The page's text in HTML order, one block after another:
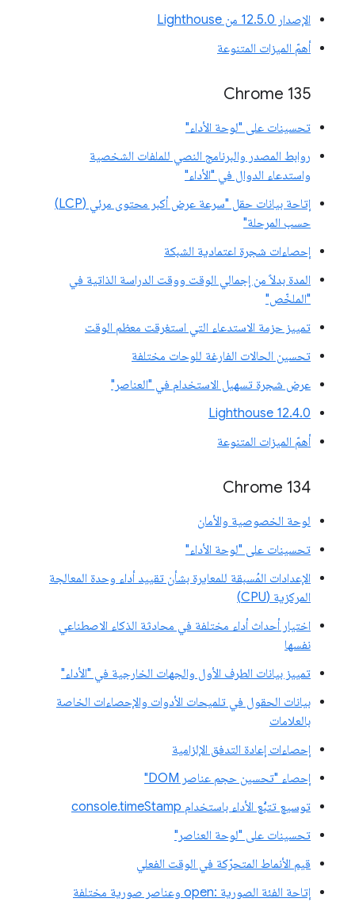
الإصدار 12.5.0 من Lighthouse
أهمّ الميزات المتنوعة
Chrome 135
تحسينات على "لوحة الأداء"
روابط المصدر والبرنامج النصي للملفات الشخصية
واستدعاء الدوال في "الأداء"
إتاحة بيانات حقل "سرعة عرض أكبر محتوى مرئي (LCP)
حسب المرحلة"
إحصاءات شجرة اعتمادية الشبكة
المدة بدلاً من إجمالي الوقت ووقت الدراسة الذاتية في
"الملخّص"
تمييز حزمة الاستدعاء التي استغرقت معظم الوقت
تحسين الحالات الفارغة للوحات مختلفة
عرض شجرة تسهيل الاستخدام في "العناصر"
‫Lighthouse 12.4.0
أهمّ الميزات المتنوعة
‫Chrome 134
لوحة الخصوصية والأمان
تحسينات على "لوحة الأداء"
الإعدادات المُسبقة للمعايرة بشأن تقييد أداء وحدة المعالجة
المركزية (CPU)
اختيار أحداث أداء مختلفة في محادثة الذكاء الاصطناعي
نفسها
تمييز بيانات الطرف الأول والجهات الخارجية في "الأداء"
بيانات الحقول في تلميحات الأدوات والإحصاءات الخاصة
بالعلامات
إحصاءات إعادة التدفق الإلزامية
إحصاء "تحسين حجم عناصر DOM"
توسيع تتبُّع الأداء باستخدام console.timeStamp
تحسينات على "لوحة العناصر"
قيم الأنماط المتحرّكة في الوقت الفعلي
إتاحة الفئة الصورية :open وعناصر صورية مختلفة